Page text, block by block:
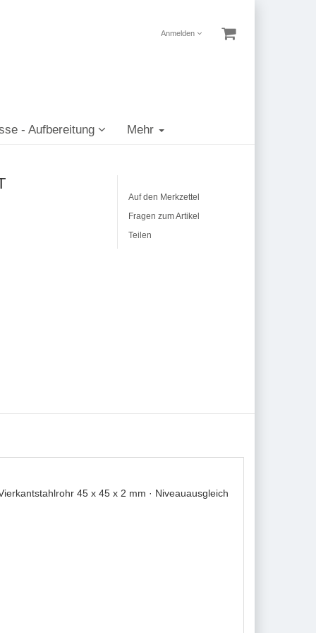
Anmelden
- Aufbereitung Mehr
Auf den Merkzettel
Fragen zum Artikel
Teilen
45 x 45 x 2 mm · Niveauausgleich